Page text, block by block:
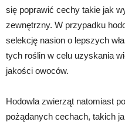
się poprawić cechy takie jak
zewnętrzny. W przypadku
selekcję nasion o lepszych
tych roślin w celu uzyskania
jakości owoców.
Hodowla zwierząt natomiast
pożądanych cechach, takich